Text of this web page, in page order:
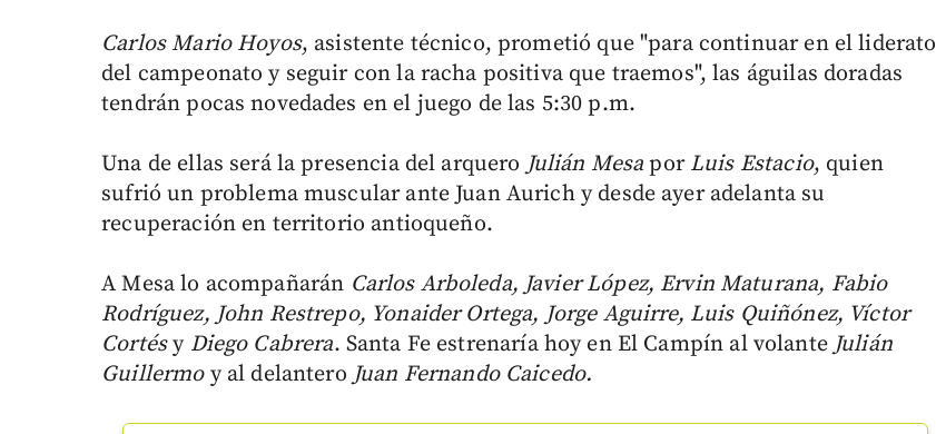
Carlos Mario Hoyos, asistente técnico, prometió que "para continuar en el liderato
del campeonato y seguir con la racha positiva que traemos", las águilas doradas
tendrán pocas novedades en el juego de las 5:30 p.m.
Una de ellas será la presencia del arqueroJulián Mesa por Luis Estacio, quien
sufrió un problema muscular ante Juan Aurich y desde ayer adelanta su
recuperación en territorio antioqueño.
A Mesa lo acompañarán Carlos Arboleda, Javier López, Ervin Maturana, Fabio
Rodríguez, John Restrepo, Yonaider Ortega, Jorge Aguirre, Luis Quiñónez, Víctor
CortésyDiego Cabrera. Santa Fe estrenaría hoy en El Campín al volanteJulián
Guillermoy al delantero Juan Fernando Caicedo.